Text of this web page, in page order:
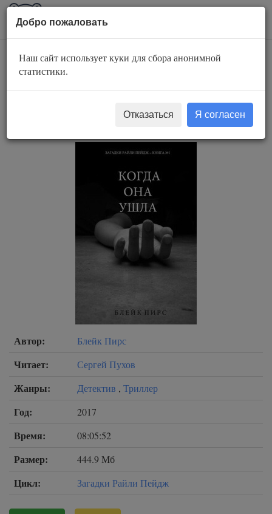
AuBook.org
Загадки Райли
Пейдж 1. Когда она
Автор: Блейк Пирс
Читает: Сергей Пухов
Жанры: Детектив , Триллер
Год: 2017
Время: 08:05:52
Размер: 444.9 Мб
Цикл: Загадки Райли Пейдж
Добро пожаловать
Наш сайт использует куки для сбора анонимной
статистики.
Отказаться Я согласен